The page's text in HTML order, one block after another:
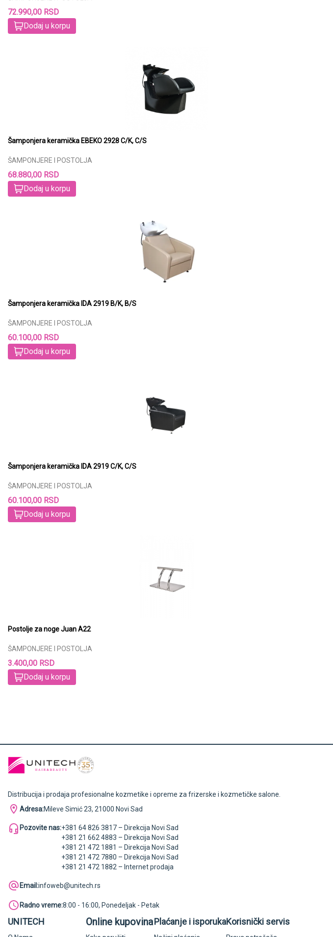
72.990,00 RSD
Dodaj u korpu
Šamponjera keramička EBEKO 2928 C/K, C/S
ŠAMPONJERE I POSTOLJA
68.880,00 RSD
Dodaj u korpu
Šamponjera keramička IDA 2919 B/K, B/S
ŠAMPONJERE I POSTOLJA
60.100,00 RSD
Dodaj u korpu
Šamponjera keramička IDA 2919 C/K, C/S
ŠAMPONJERE I POSTOLJA
60.100,00 RSD
Dodaj u korpu
Postolje za noge Juan A22
ŠAMPONJERE I POSTOLJA
3.400,00 RSD
Dodaj u korpu
Distribucija i prodaja profesionalne kozmetike i opreme za frizerske i kozmetičke salone.
Adresa:Mileve Simić 23, 21000 Novi Sad
Pozovite nas:+381 64 826 3817 – Direkcija Novi Sad
+381 21 662 4883 – Direkcija Novi Sad
+381 21 472 1881 – Direkcija Novi Sad
+381 21 472 7880 – Direkcija Novi Sad
+381 21 472 1882 – Internet prodaja
Email:infoweb@unitech.rs
Radno vreme:8:00 - 16:00, Ponedeljak - Petak
UNITECH Online kupovinaPlaćanje i isporukaKorisnički servis